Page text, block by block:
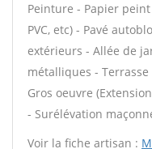
Peinture - Papier
PVC, etc) - Pavé
extérieurs - Allée de
métalliques -
Gros oeuvre
- Surélévation
Voir la fiche artisan :